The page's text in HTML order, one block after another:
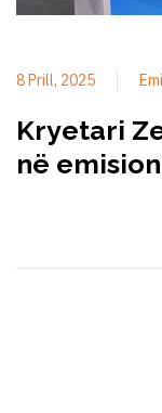
8 Prill, 2025
Kryetari
në